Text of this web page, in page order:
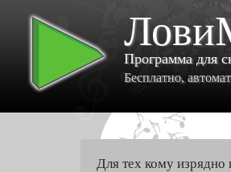
Программа для
Бесплатно,
Для тех кому изрядно